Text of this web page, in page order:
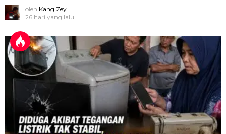
oleh Kang Zey
26 hari yang lalu